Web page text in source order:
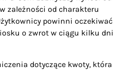
zależności od charakteru
powinni oczekiwać
o zwrot w ciągu kilku dni
dotyczące kwoty, która